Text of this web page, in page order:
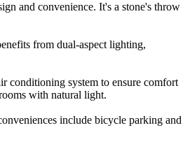
and convenience. It's a stone's throw
from dual-aspect lighting,
conditioning system to ensure comfort
with natural light.
include bicycle parking and